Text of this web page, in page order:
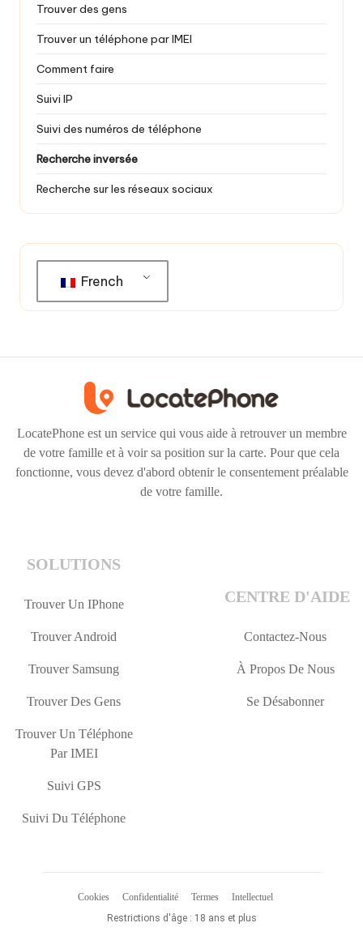
Trouver des gens
Trouver un téléphone par IMEI
Comment faire
Suivi IP
Suivi des numéros de téléphone
Recherche inversée
Recherche sur les réseaux sociaux
French
LocatePhone est un service qui vous aide à retrouver un membre
de votre famille et à voir sa position sur la carte. Pour que cela
fonctionne, vous devez d'abord obtenir le consentement préalable
de votre famille.
SOLUTIONS
Trouver Un IPhone
Trouver Android
Trouver Samsung
Trouver Des Gens
Trouver Un Téléphone
Par IMEI
Suivi GPS
Suivi Du Téléphone
CENTRE D'AIDE
Contactez-Nous
À Propos De Nous
Se Désabonner
Cookies Confidentialité Termes
Intellectuel
Restrictions d'âge : 18 ans et plus